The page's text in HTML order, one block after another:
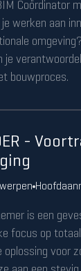
Coördinator
werken aan
je
bouwproces.
-
is een
focus op
voor